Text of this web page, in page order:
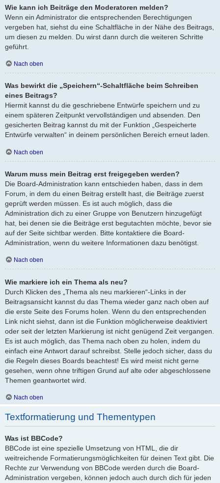
Wie kann ich Beiträge den Moderatoren melden?
Wenn ein Administrator die entsprechenden Berechtigungen
vergeben hat, siehst du eine Schaltfläche in der Nähe des Beitrags,
um diesen zu melden. Du wirst dann durch die weiteren Schritte
geführt.
Nach oben
Was bewirkt die „Speichern“-Schaltfläche beim Schreiben
eines Beitrags?
Hiermit kannst du die geschriebene Entwürfe speichern und zu
einem späteren Zeitpunkt vervollständigen und absenden. Den
gesicherten Beitrag kannst du mit der Funktion „Gespeicherte
Entwürfe verwalten“ in deinem persönlichen Bereich erneut laden.
Nach oben
Warum muss mein Beitrag erst freigegeben werden?
Die Board-Administration kann entschieden haben, dass in dem
Forum, in dem du einen Beitrag erstellt hast, die Beiträge zuerst
geprüft werden müssen. Es ist auch möglich, dass die
Administration dich zu einer Gruppe von Benutzern hinzugefügt
hat, bei denen sie die Beiträge erst begutachten möchte, bevor sie
auf der Seite sichtbar werden. Bitte kontaktiere die Board-
Administration, wenn du weitere Informationen dazu benötigst.
Nach oben
Wie markiere ich ein Thema als neu?
Durch Klicken des „Thema als neu markieren“-Links in der
Beitragsansicht kannst du das Thema wieder ganz nach oben auf
die erste Seite des Forums holen. Wenn du den entsprechenden
Link nicht siehst, dann ist die Funktion möglicherweise deaktiviert
oder seit der letzten Markierung ist nicht genügend Zeit vergangen.
Es ist auch möglich, das Thema nach oben zu holen, indem du
einfach eine Antwort darauf schreibst. Stelle jedoch sicher, dass du
die Regeln dieses Boards beachtest! Es wird meist nicht gerne
gesehen, wenn ohne triftigen Grund auf alte oder abgeschlossene
Themen geantwortet wird.
Nach oben
Textformatierung und Thementypen
Was ist BBCode?
BBCode ist eine spezielle Umsetzung von HTML, die dir
weitreichende Formatierungsmöglichkeiten für deinen Text gibt. Die
Rechte zur Verwendung von BBCode werden durch die Board-
Administration vergeben, können jedoch auch durch dich für jeden